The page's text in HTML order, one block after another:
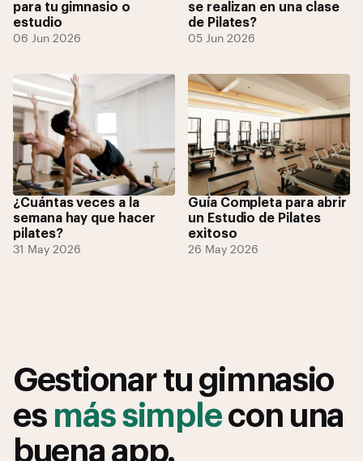
para tu gimnasio o
estudio
06 Jun 2026
se realizan en una clase
de Pilates?
05 Jun 2026
¿Cuántas veces a la
semana hay que hacer
pilates?
31 May 2026
Guía Completa para abrir
un Estudio de Pilates
exitoso
26 May 2026
Gestionar tu gimnasio
es más simplecon una
buena app.